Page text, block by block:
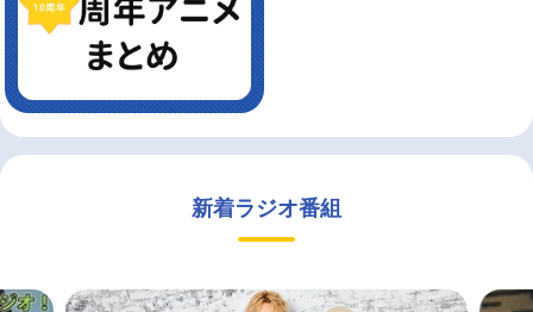
新着ラジオ番組